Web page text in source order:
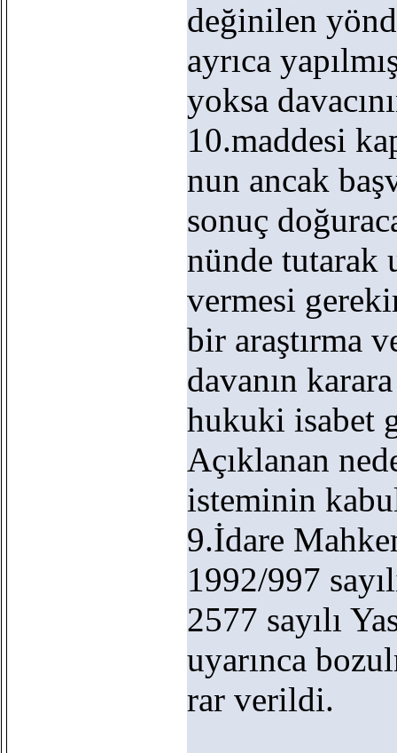
değinilen
ayrıca
yoksa
10.maddesi
nun ancak
sonuç
nünde tutarak
vermesi
bir araştırma
davanın
hukuki isabet
Açıklanan
isteminin
9.İdare
1992/997
2577 sayılı
uyarınca
rar verildi.